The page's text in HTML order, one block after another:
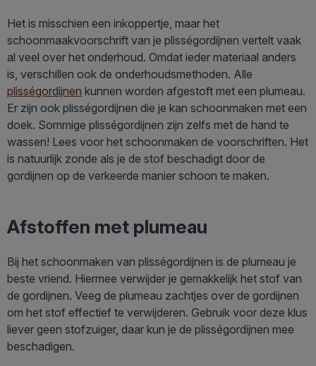
Het is misschien een inkoppertje, maar het
schoonmaakvoorschrift van je plisségordijnen vertelt vaak
al veel over het onderhoud. Omdat ieder materiaal anders
is, verschillen ook de onderhoudsmethoden. Alle
plisségordijnen kunnen worden afgestoft met een plumeau.
Er zijn ook plisségordijnen die je kan schoonmaken met een
doek. Sommige plisségordijnen zijn zelfs met de hand te
wassen! Lees voor het schoonmaken de voorschriften. Het
is natuurlijk zonde als je de stof beschadigt door de
gordijnen op de verkeerde manier schoon te maken.
Afstoffen met plumeau
Bij het schoonmaken van plisségordijnen is de plumeau je
beste vriend. Hiermee verwijder je gemakkelijk het stof van
de gordijnen. Veeg de plumeau zachtjes over de gordijnen
om het stof effectief te verwijderen. Gebruik voor deze klus
liever geen stofzuiger, daar kun je de plisségordijnen mee
beschadigen.